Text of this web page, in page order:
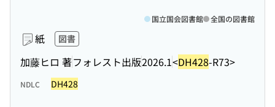
紙 図書
加藤ヒロ 著フォレスト出版2026.1<DH428-R73>
国立国会図書館 全国の図書館
NDLC DH428